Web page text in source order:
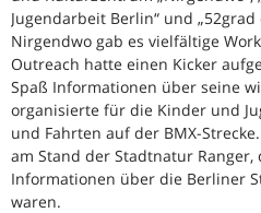
Jugendarbeit Berlin“ und „52grad
Nirgendwo gab es vielfältige
Outreach hatte einen Kicker
Spaß Informationen über seine
organisierte für die Kinder und
und Fahrten auf der BMX-
am Stand der Stadtnatur
Informationen über die Berliner
waren.